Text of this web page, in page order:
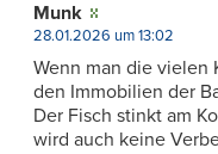
Munk
28.01.2026 um 13:02
Wenn man die vielen
den Immobilien der
Der Fisch stinkt am
wird auch keine